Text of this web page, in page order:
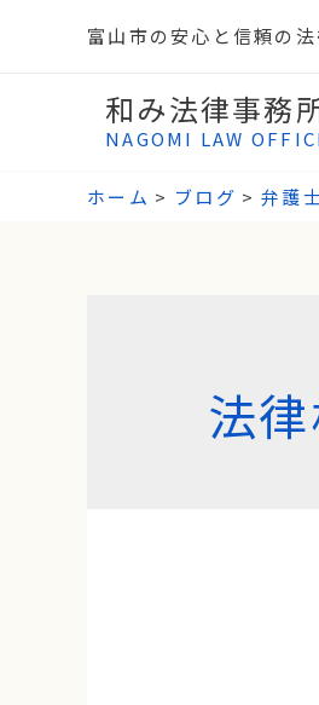
富山市の安心と信頼の
和み法律事務
NAGOMI LAW
ホーム ブログ 弁護
法